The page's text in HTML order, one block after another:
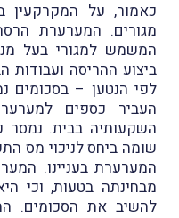
כאמור, על
מגורים. המערערת
המשמש למגורי בעל
ביצוע ההריסה ועבודות
לפי הנטען – בסכומים
השקעותיה בבית. נמסר
שומה ביחס לניכוי מס
המערערת בעניינו.
מבחינתה בטעות, וכי
להשיב את הסכומים.